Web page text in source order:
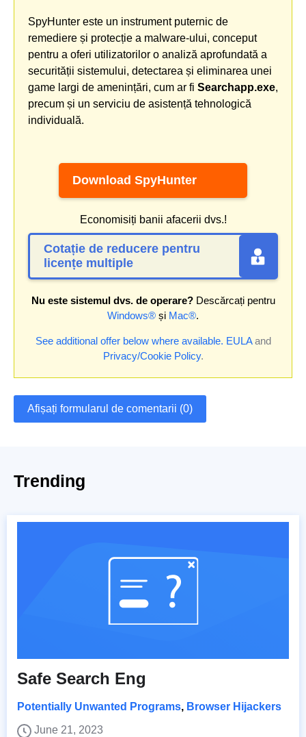
SpyHunter este un instrument puternic de
remediere și protecție a malware-ului, conceput
pentru a oferi utilizatorilor o analiză aprofundată a
securității sistemului, detectarea și eliminarea unei
game largi de amenințări, cum ar fi Searchapp.exe,
precum și un serviciu de asistență tehnologică
individuală.
Download SpyHunter
Economisiți banii afacerii dvs.!
Cotație de reducere pentru
licențe multiple
Nu este sistemul dvs. de operare?Descărcați pentru
Windows® și Mac®.
See additional offer below where available. EULAand
Privacy/Cookie Policy.
Afișați formularul de comentarii (0)
Trending
Safe Search Eng
Potentially Unwanted Programs, Browser Hijackers
June 21, 2023